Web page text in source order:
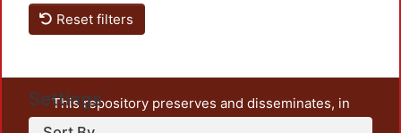
Reset filters
Settings
This repository preserves and disseminates, in
unrestricted open access, the teaching and research